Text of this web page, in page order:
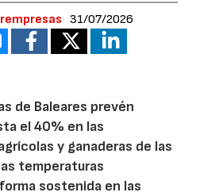
31/07/2026
de Baleares prevén
el 40% en las
y ganaderas de las
temperaturas
sostenida en las